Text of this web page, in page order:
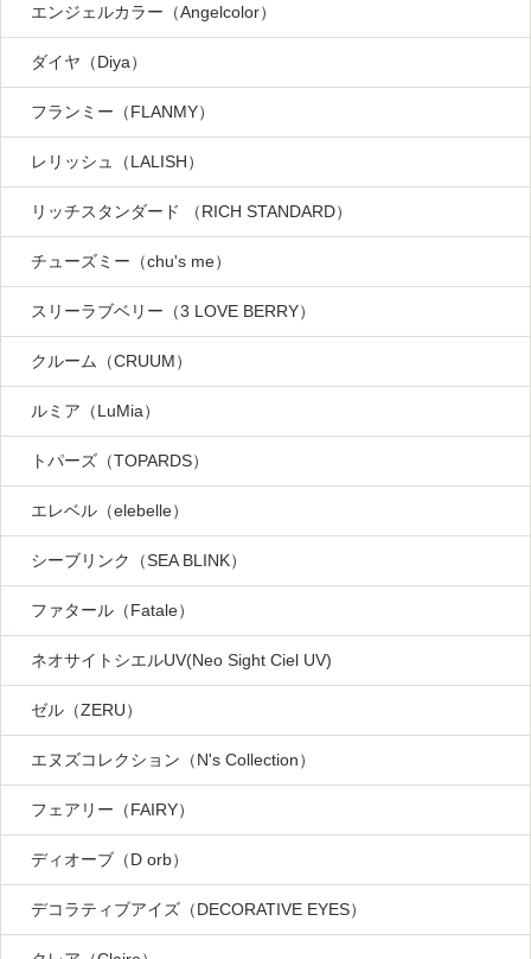
エンジェルカラー（Angelcolor）
ダイヤ（Diya）
フランミー（FLANMY）
レリッシュ（LALISH）
リッチスタンダード （RICH STANDARD）
チューズミー（chu's me）
スリーラブベリー（3 LOVE BERRY）
クルーム（CRUUM）
ルミア（LuMia）
トパーズ（TOPARDS）
エレベル（elebelle）
シーブリンク（SEA BLINK）
ファタール（Fatale）
ネオサイトシエルUV(Neo Sight Ciel UV)
ゼル（ZERU）
エヌズコレクション（N's Collection）
フェアリー（FAIRY）
ディオーブ（D orb）
デコラティブアイズ（DECORATIVE EYES）